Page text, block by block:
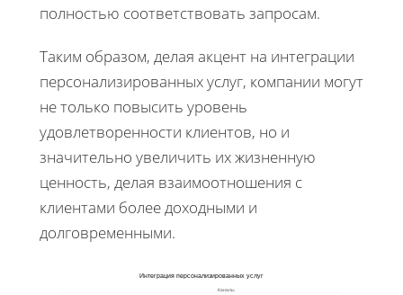
полностью соответствовать запросам.
Таким образом, делая акцент на интеграции
персонализированных услуг, компании могут
не только повысить уровень
удовлетворенности клиентов, но и
значительно увеличить их жизненную
ценность, делая взаимоотношения с
клиентами более доходными и
долговременными.
Интеграция персонализированных услуг
Каналы